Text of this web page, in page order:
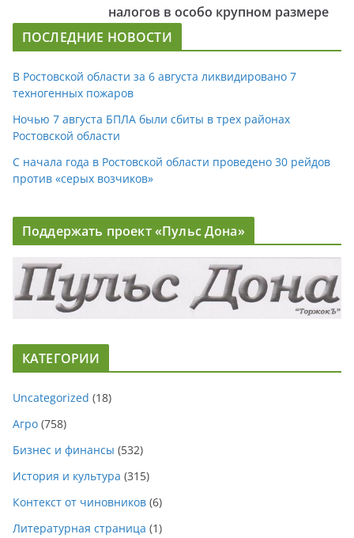
налогов в особо крупном размере
ПОСЛЕДНИЕ НОВОСТИ
В Ростовской области за 6 августа ликвидировано 7
техногенных пожаров
Ночью 7 августа БПЛА были сбиты в трех районах
Ростовской области
С начала года в Ростовской области проведено 30 рейдов
против «серых возчиков»
Поддержать проект «Пульс Дона»
КАТЕГОРИИ
Uncategorized (18)
Агро (758)
Бизнес и финансы (532)
История и культура (315)
Контекст от чиновников (6)
Литературная страница (1)